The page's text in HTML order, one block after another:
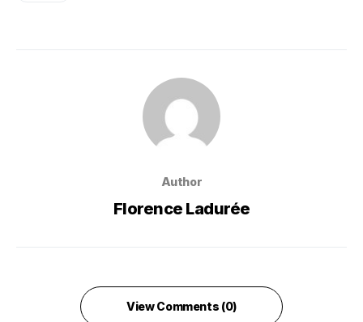
Author
Florence Ladurée
View Comments (0)